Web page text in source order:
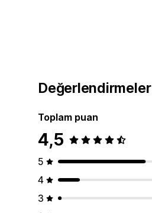
Değerlendirmeler
Toplam puan
4,5
5
4
3